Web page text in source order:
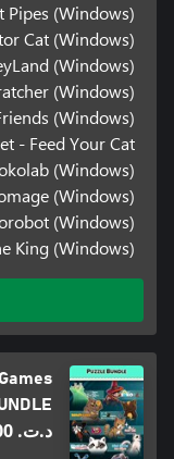
Pipes (Windows)
Cat (Windows)
(Windows)
(Windows)
(Windows)
- Feed Your Cat
(Windows)
(Windows)
(Windows)
King (Windows)
د.ت.‏ 54,200